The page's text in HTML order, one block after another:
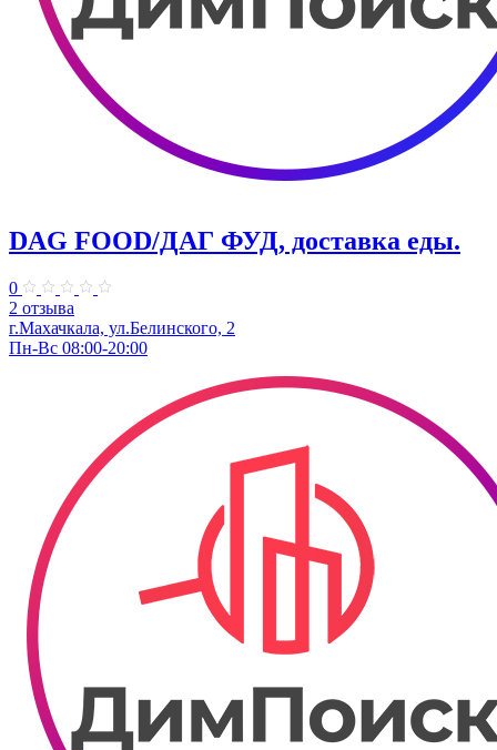
DAG FOOD/ДАГ ФУД, доставка еды.
0
2 отзыва
г.Махачкала, ул.Белинского, 2
Пн-Вс 08:00-20:00